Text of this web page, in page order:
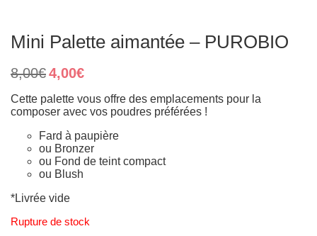
Mini Palette aimantée – PUROBIO
8,00€ Le
prix
initial
était :
4,00€Le
actuel
est :
4,00€.
Cette palette vous offre des emplacements pour la
composer avec vos poudres préférées !
Fard à paupière
ou Bronzer
ou Fond de teint compact
ou Blush
*Livrée vide
Rupture de stock